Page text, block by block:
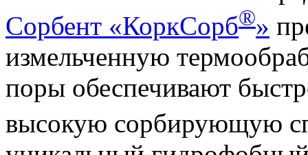
Сорбент «КоркСорб®»
измельченную
поры обеспечивают
высокую сорбирующую